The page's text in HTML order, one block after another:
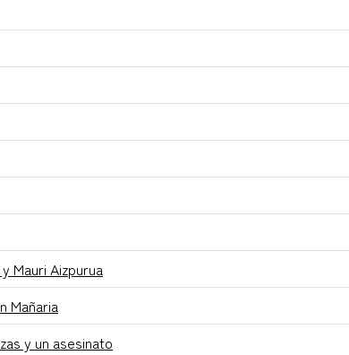
Mauri Aizpurua
Mañaria
y un asesinato